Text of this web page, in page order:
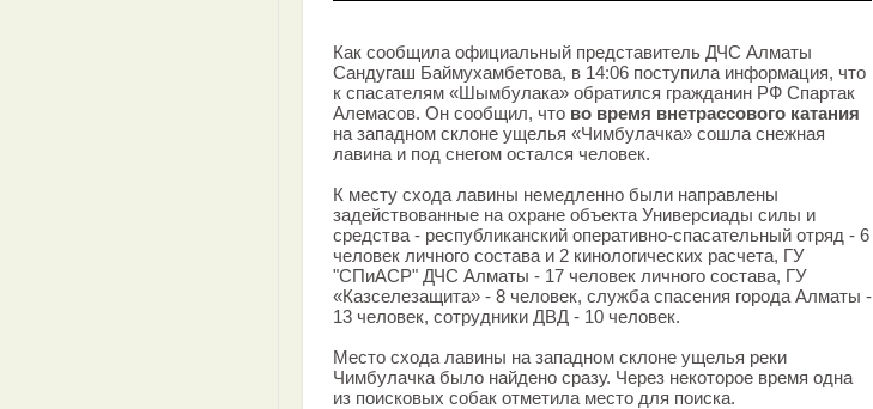
Как сообщила официальный представитель ДЧС Алматы
Сандугаш Баймухамбетова, в 14:06 поступила информация, что
к спасателям «Шымбулака» обратился гражданин РФ Спартак
Алемасов. Он сообщил, что во время внетрассового катания
на западном склоне ущелья «Чимбулачка» сошла снежная
лавина и под снегом остался человек.
К месту схода лавины немедленно были направлены
задействованные на охране объекта Универсиады силы и
средства - республиканский оперативно-спасательный отряд - 6
человек личного состава и 2 кинологических расчета, ГУ
"СПиАСР" ДЧС Алматы - 17 человек личного состава, ГУ
«Казселезащита» - 8 человек, служба спасения города Алматы -
13 человек, сотрудники ДВД - 10 человек.
Место схода лавины на западном склоне ущелья реки
Чимбулачка было найдено сразу. Через некоторое время одна
из поисковых собак отметила место для поиска.